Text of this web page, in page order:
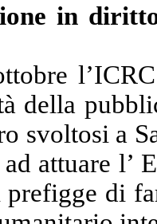
in
della
svoltosi a
ad attuare
prefigge di